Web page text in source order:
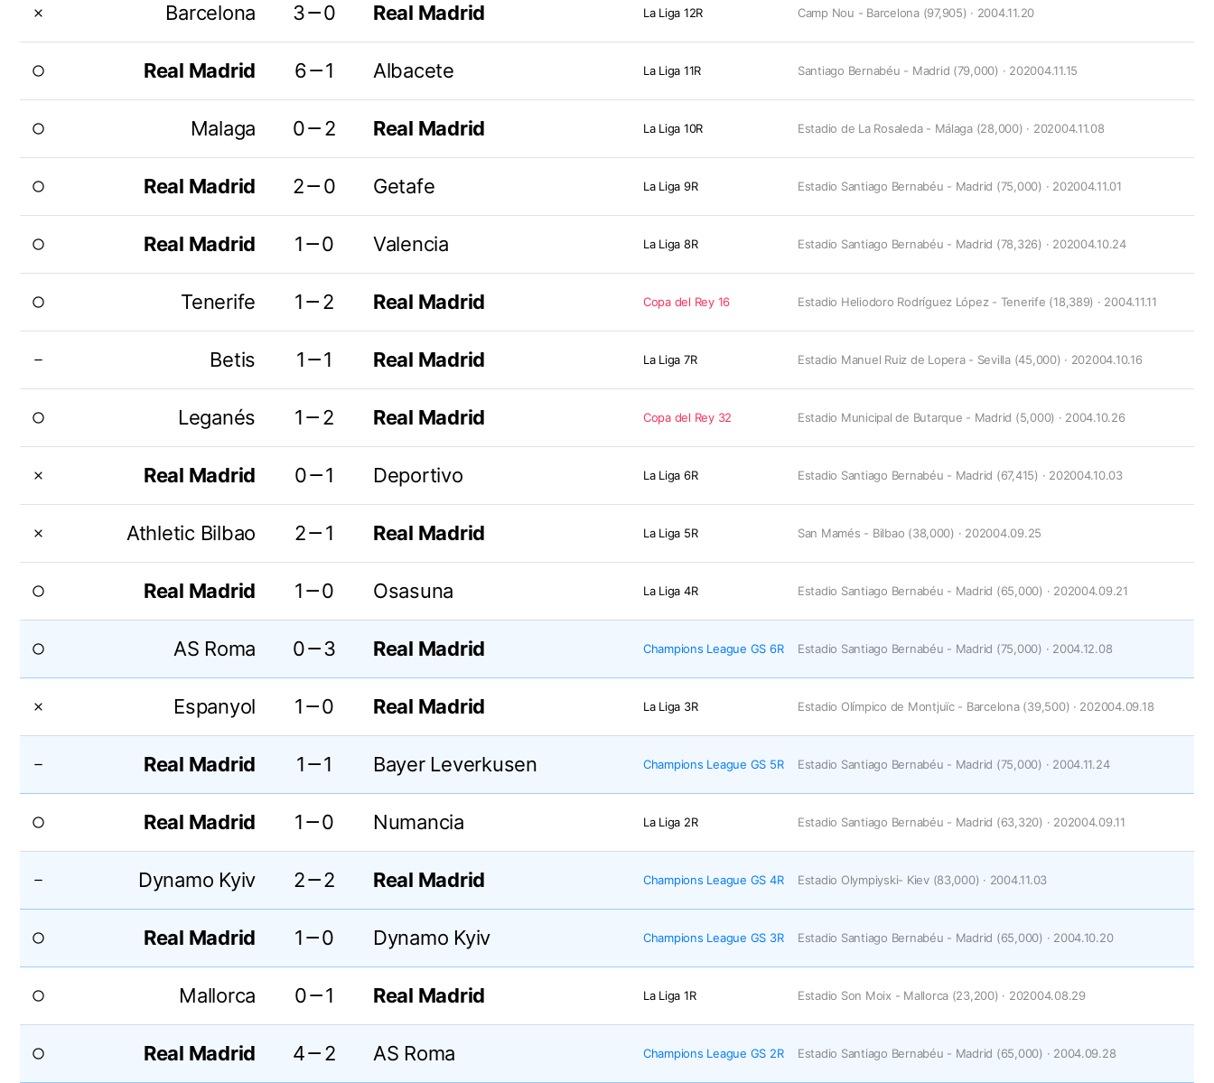
close Barcelona 3－0 Real Madrid La Liga 12R Camp Nou - Barcelona (97,905) · 2004.11.20
radio_button_unchecked Real Madrid 6－1 Albacete La Liga 11R Santiago Bernabéu - Madrid (79,000) · 202004.11.15
radio_button_unchecked Malaga 0－2 Real Madrid La Liga 10R Estadio de La Rosaleda - Málaga (28,000) · 202004.11.08
radio_button_unchecked Real Madrid 2－0 Getafe La Liga 9R Estadio Santiago Bernabéu - Madrid (75,000) · 202004.11.01
radio_button_unchecked Real Madrid 1－0 Valencia La Liga 8R Estadio Santiago Bernabéu - Madrid (78,326) · 202004.10.24
radio_button_unchecked Tenerife 1－2 Real Madrid Copa del Rey 16 Estadio Heliodoro Rodríguez López - Tenerife (18,389) · 2004.11.11
remove Betis 1－1 Real Madrid La Liga 7R Estadio Manuel Ruiz de Lopera - Sevilla (45,000) · 202004.10.16
radio_button_unchecked Leganés 1－2 Real Madrid Copa del Rey 32 Estadio Municipal de Butarque - Madrid (5,000) · 2004.10.26
close Real Madrid 0－1 Deportivo La Liga 6R Estadio Santiago Bernabéu - Madrid (67,415) · 202004.10.03
close Athletic Bilbao 2－1 Real Madrid La Liga 5R San Mamés - Bilbao (38,000) · 202004.09.25
radio_button_unchecked Real Madrid 1－0 Osasuna La Liga 4R Estadio Santiago Bernabéu - Madrid (65,000) · 202004.09.21
radio_button_unchecked AS Roma 0－3 Real Madrid Champions League GS 6R Estadio Santiago Bernabéu - Madrid (75,000) · 2004.12.08
close Espanyol 1－0 Real Madrid La Liga 3R Estadio Olímpico de Montjuïc - Barcelona (39,500) · 202004.09.18
remove Real Madrid 1－1 Bayer Leverkusen Champions League GS 5R Estadio Santiago Bernabéu - Madrid (75,000) · 2004.11.24
radio_button_unchecked Real Madrid 1－0 Numancia La Liga 2R Estadio Santiago Bernabéu - Madrid (63,320) · 202004.09.11
remove Dynamo Kyiv 2－2 Real Madrid Champions League GS 4R Estadio Olympiyski- Kiev (83,000) · 2004.11.03
radio_button_unchecked Real Madrid 1－0 Dynamo Kyiv Champions League GS 3R Estadio Santiago Bernabéu - Madrid (65,000) · 2004.10.20
radio_button_unchecked Mallorca 0－1 Real Madrid La Liga 1R Estadio Son Moix - Mallorca (23,200) · 202004.08.29
radio_button_unchecked Real Madrid 4－2 AS Roma Champions League GS 2R Estadio Santiago Bernabéu - Madrid (65,000) · 2004.09.28